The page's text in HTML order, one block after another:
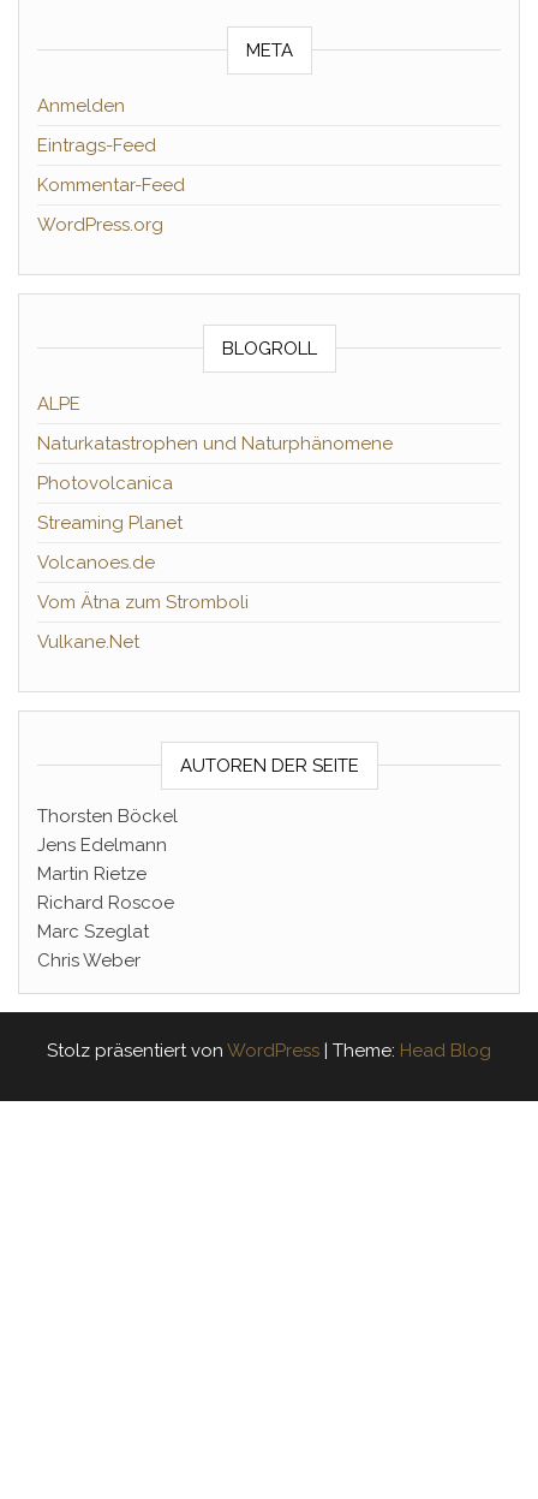
META
Anmelden
Eintrags-Feed
Kommentar-Feed
WordPress.org
BLOGROLL
ALPE
Naturkatastrophen und Naturphänomene
Photovolcanica
Streaming Planet
Volcanoes.de
Vom Ätna zum Stromboli
Vulkane.Net
AUTOREN DER SEITE
Thorsten Böckel
Jens Edelmann
Martin Rietze
Richard Roscoe
Marc Szeglat
Chris Weber
Stolz präsentiert von WordPress | Theme: Head Blog